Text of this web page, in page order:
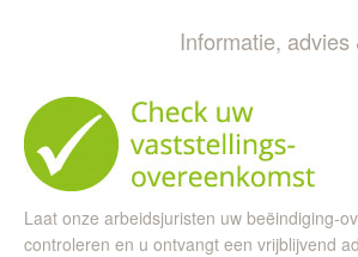
Informatie,
Laat onze arbeidsjuristen uw beëindiging-
controleren en u ontvangt een vrijblijvend